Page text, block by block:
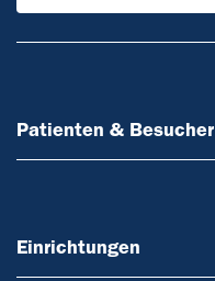
Patienten & Besucher
Einrichtungen